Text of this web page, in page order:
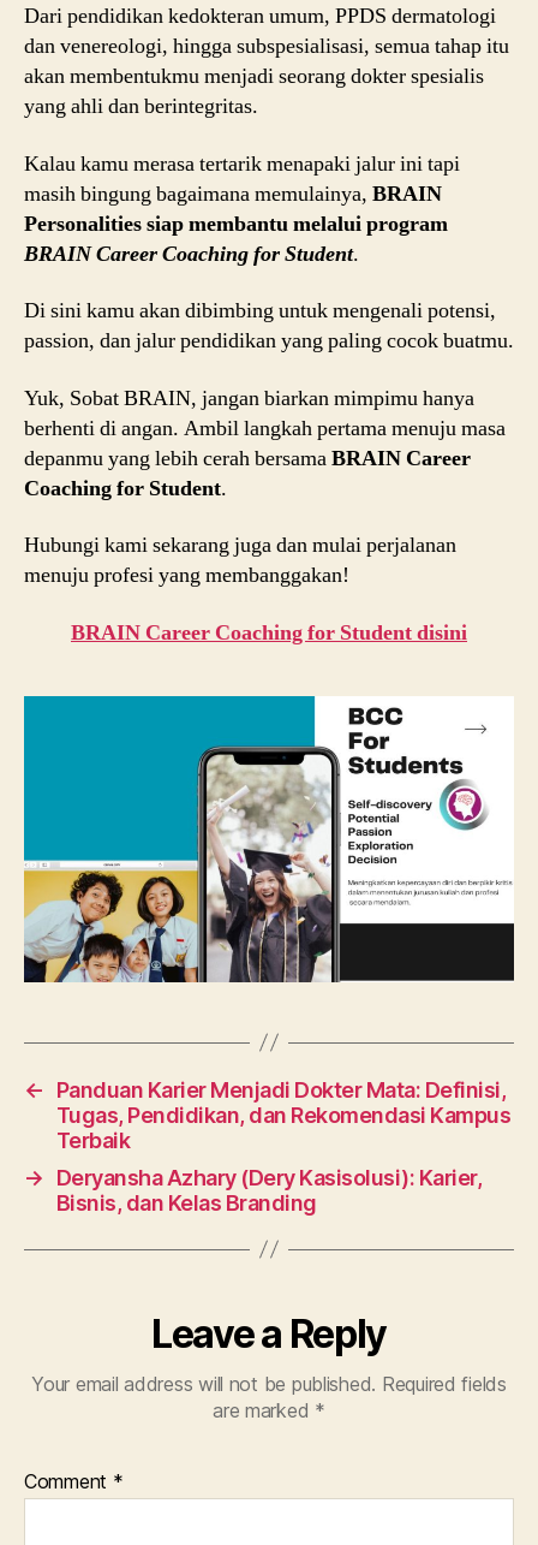
Dari pendidikan kedokteran umum, PPDS dermatologi
dan venereologi, hingga subspesialisasi, semua tahap itu
akan membentukmu menjadi seorang dokter spesialis
yang ahli dan berintegritas.
Kalau kamu merasa tertarik menapaki jalur ini tapi
masih bingung bagaimana memulainya, BRAIN
Personalities siap membantu melalui program
BRAIN Career Coaching for Student.
Di sini kamu akan dibimbing untuk mengenali potensi,
passion, dan jalur pendidikan yang paling cocok buatmu.
Yuk, Sobat BRAIN, jangan biarkan mimpimu hanya
berhenti di angan. Ambil langkah pertama menuju masa
depanmu yang lebih cerah bersamaBRAIN Career
Coaching for Student.
Hubungi kami sekarang juga dan mulai perjalanan
menuju profesi yang membanggakan!
BRAIN Career Coaching for Student disini
←
Panduan Karier Menjadi Dokter Mata: Definisi,
Tugas, Pendidikan, dan Rekomendasi Kampus
Terbaik
→
Deryansha Azhary (Dery Kasisolusi): Karier,
Bisnis, dan Kelas Branding
Leave a Reply
Your email address will not be published. Required fields
are marked *
Comment *